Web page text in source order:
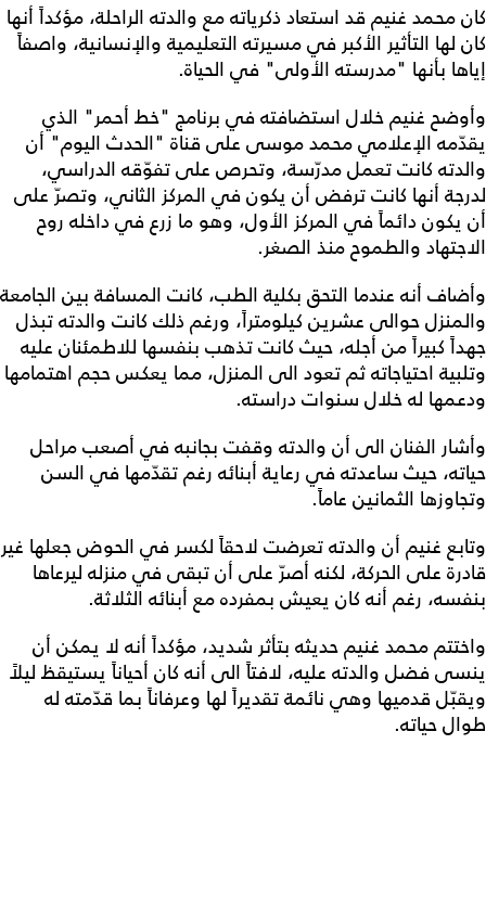
كان محمد غنيم قد استعاد ذكرياته مع والدته الراحلة، مؤكداً أنها
كان لها التأثير الأكبر في مسيرته التعليمية والإنسانية، واصفاً
إياها بأنها "مدرسته الأولى" في الحياة.
وأوضح غنيم خلال استضافته في برنامج "خط أحمر" الذي
يقدّمه الإعلامي محمد موسى على قناة "الحدث اليوم" أن
والدته كانت تعمل مدرّسة، وتحرص على تفوّقه الدراسي،
لدرجة أنها كانت ترفض أن يكون في المركز الثاني، وتصرّ على
أن يكون دائماً في المركز الأول، وهو ما زرع في داخله روح
الاجتهاد والطموح منذ الصغر.
وأضاف أنه عندما التحق بكلية الطب، كانت المسافة بين الجامعة
والمنزل حوالى عشرين كيلومتراً، ورغم ذلك كانت والدته تبذل
جهداً كبيراً من أجله، حيث كانت تذهب بنفسها للاطمئنان عليه
وتلبية احتياجاته ثم تعود الى المنزل، مما يعكس حجم اهتمامها
ودعمها له خلال سنوات دراسته.
وأشار الفنان الى أن والدته وقفت بجانبه في أصعب مراحل
حياته، حيث ساعدته في رعاية أبنائه رغم تقدّمها في السن
وتجاوزها الثمانين عاماً.
وتابع غنيم أن والدته تعرضت لاحقاً لكسر في الحوض جعلها غير
قادرة على الحركة، لكنه أصرّ على أن تبقى في منزله ليرعاها
بنفسه، رغم أنه كان يعيش بمفرده مع أبنائه الثلاثة.
واختتم محمد غنيم حديثه بتأثر شديد، مؤكداً أنه لا يمكن أن
ينسى فضل والدته عليه، لافتاً الى أنه كان أحياناً يستيقظ ليلاً
ويقبّل قدميها وهي نائمة تقديراً لها وعرفاناً بما قدّمته له
طوال حياته.